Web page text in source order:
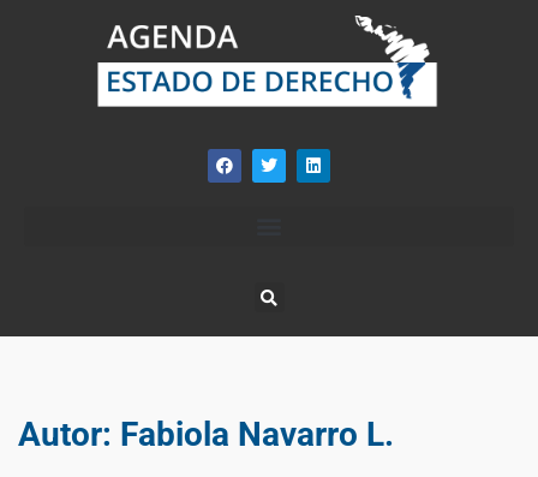
Autor: Fabiola Navarro L.